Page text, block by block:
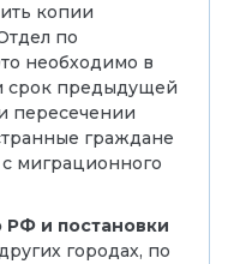
копии
по
необходимо в
срок предыдущей
пересечении
граждане
миграционного
и постановки
городах, по